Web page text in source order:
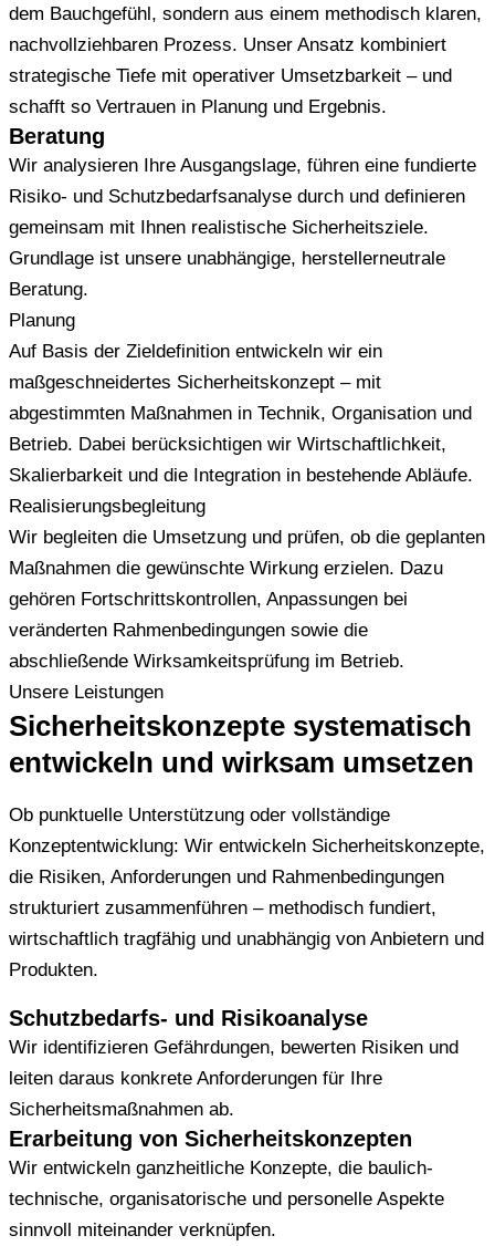
dem Bauchgefühl, sondern aus einem methodisch klaren,
nachvollziehbaren Prozess. Unser Ansatz kombiniert
strategische Tiefe mit operativer Umsetzbarkeit – und
schafft so Vertrauen in Planung und Ergebnis.
Beratung
Wir analysieren Ihre Ausgangslage, führen eine fundierte
Risiko- und Schutzbedarfsanalyse durch und definieren
gemeinsam mit Ihnen realistische Sicherheitsziele.
Grundlage ist unsere unabhängige, herstellerneutrale
Beratung.
Planung
Auf Basis der Zieldefinition entwickeln wir ein
maßgeschneidertes Sicherheitskonzept – mit
abgestimmten Maßnahmen in Technik, Organisation und
Betrieb. Dabei berücksichtigen wir Wirtschaftlichkeit,
Skalierbarkeit und die Integration in bestehende Abläufe.
Realisierungsbegleitung
Wir begleiten die Umsetzung und prüfen, ob die geplanten
Maßnahmen die gewünschte Wirkung erzielen. Dazu
gehören Fortschrittskontrollen, Anpassungen bei
veränderten Rahmenbedingungen sowie die
abschließende Wirksamkeitsprüfung im Betrieb.
Unsere Leistungen
Sicherheitskonzepte systematisch
entwickeln und wirksam umsetzen
Ob punktuelle Unterstützung oder vollständige
Konzeptentwicklung: Wir entwickeln Sicherheitskonzepte,
die Risiken, Anforderungen und Rahmenbedingungen
strukturiert zusammenführen – methodisch fundiert,
wirtschaftlich tragfähig und unabhängig von Anbietern und
Produkten.
Schutzbedarfs- und Risikoanalyse
Wir identifizieren Gefährdungen, bewerten Risiken und
leiten daraus konkrete Anforderungen für Ihre
Sicherheitsmaßnahmen ab.
Erarbeitung von Sicherheitskonzepten
Wir entwickeln ganzheitliche Konzepte, die baulich-
technische, organisatorische und personelle Aspekte
sinnvoll miteinander verknüpfen.